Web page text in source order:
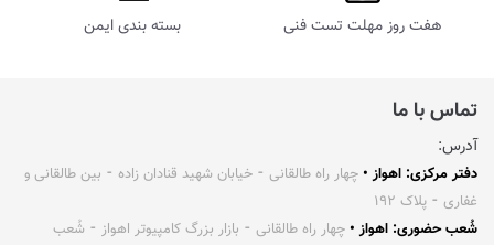
هفت روز مهلت تست فنی بسته بندی ایمن
تماس با ما
آدرس:
دفتر مرکزی: اهواز • چهار راه طالقانی ⁃ خیابان شهید قنادان زاده ⁃ بین طالقانی و
غفاری ⁃ پلاک ۱۹۲
شُعب حضوری: اهواز • چهار راه طالقانی ⁃ بازار بزرگ کامپیوتر اهواز ⁃ شُعب